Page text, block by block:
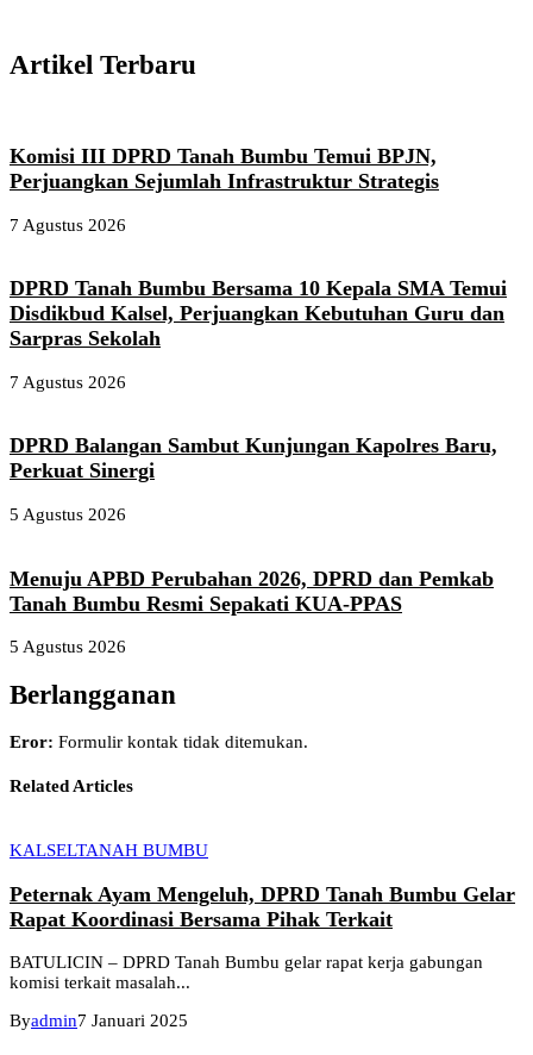
Artikel Terbaru
Komisi III DPRD Tanah Bumbu Temui BPJN,
Perjuangkan Sejumlah Infrastruktur Strategis
7 Agustus 2026
DPRD Tanah Bumbu Bersama 10 Kepala SMA Temui
Disdikbud Kalsel, Perjuangkan Kebutuhan Guru dan
Sarpras Sekolah
7 Agustus 2026
DPRD Balangan Sambut Kunjungan Kapolres Baru,
Perkuat Sinergi
5 Agustus 2026
Menuju APBD Perubahan 2026, DPRD dan Pemkab
Tanah Bumbu Resmi Sepakati KUA-PPAS
5 Agustus 2026
Berlangganan
Eror: Formulir kontak tidak ditemukan.
Related Articles
KALSELTANAH BUMBU
Peternak Ayam Mengeluh, DPRD Tanah Bumbu Gelar
Rapat Koordinasi Bersama Pihak Terkait
BATULICIN – DPRD Tanah Bumbu gelar rapat kerja gabungan
komisi terkait masalah...
Byadmin7 Januari 2025